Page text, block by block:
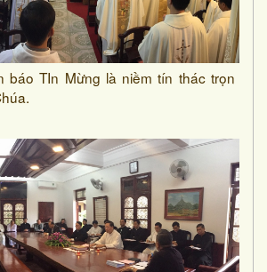
báo TIn Mừng là niềm tín thác trọn